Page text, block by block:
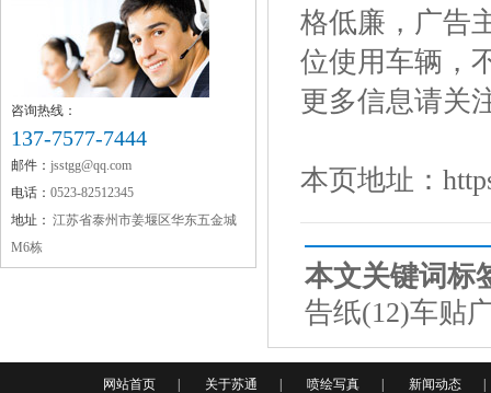
咨询热线：
137-7577-7444
邮件： jsstgg@qq.com
电话： 0523-82512345
地址： 江苏省泰州市姜堰区华东五金城
M6栋
格低廉，广告
位使用车辆，
更多信息请关
本页地址：
本文关键词标
告纸(12)车贴
网站首页 关于苏通 喷绘写真 新闻动态